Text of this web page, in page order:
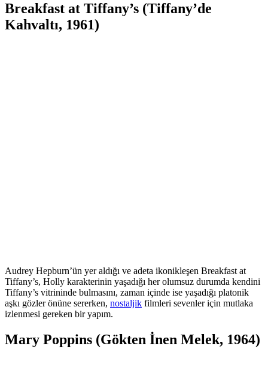
Breakfast at Tiffany’s (Tiffany’de
Kahvaltı, 1961)
Audrey Hepburn’ün yer aldığı ve adeta ikonikleşen Breakfast at
Tiffany’s, Holly karakterinin yaşadığı her olumsuz durumda kendini
Tiffany’s vitrininde bulmasını, zaman içinde ise yaşadığı platonik
aşkı gözler önüne sererken, nostaljik filmleri sevenler için mutlaka
izlenmesi gereken bir yapım.
Mary Poppins (Gökten İnen Melek, 1964)